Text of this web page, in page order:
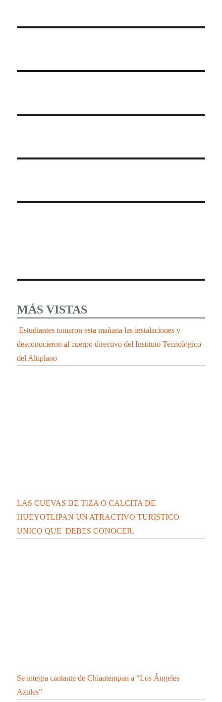
MÁS VISTAS
Estudiantes tomaron esta mañana las instalaciones y
desconocieron al cuerpo directivo del Instituto Tecnológico
del Altiplano